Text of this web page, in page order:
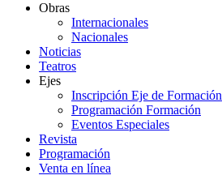
Obras
Internacionales
Nacionales
Noticias
Teatros
Ejes
Inscripción Eje de Formación
Programación Formación
Eventos Especiales
Revista
Programación
Venta en línea